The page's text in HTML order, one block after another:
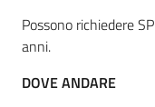
Possono richiedere
anni.
DOVE ANDARE